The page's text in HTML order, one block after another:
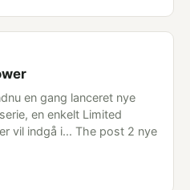
en gang lanceret nye
en enkelt Limited
vil indgå i... The post 2 nye